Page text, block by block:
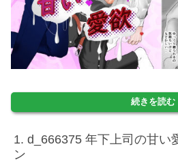
続きを読む
d_666375 年下上司の甘い
ン